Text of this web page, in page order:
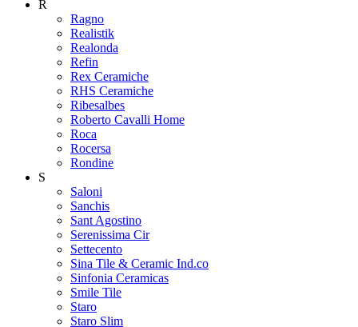
R
Ragno
Realistik
Realonda
Refin
Rex Ceramiche
RHS Ceramiche
Ribesalbes
Roberto Cavalli Home
Roca
Rocersa
Rondine
S
Saloni
Sanchis
Sant Agostino
Serenissima Cir
Settecento
Sina Tile & Ceramic Ind.co
Sinfonia Ceramicas
Smile Tile
Staro
Staro Slim